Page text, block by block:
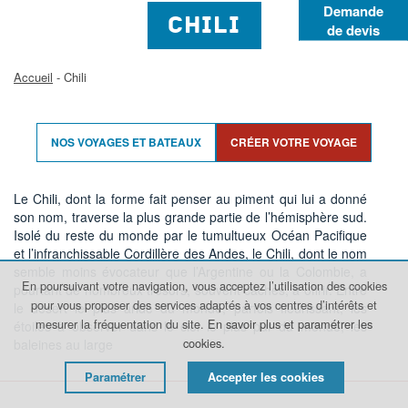
CHILI
Accueil - Chili
NOS VOYAGES ET BATEAUX CRÉER VOTRE VOYAGE
Le Chili, dont la forme fait penser au piment qui lui a donné
son nom, traverse la plus grande partie de l’hémisphère sud.
Isolé du reste du monde par le tumultueux Océan Pacifique
et l’infranchissable Cordillère des Andes, le Chili, dont le nom
pourtant de nombreux trésors, souvent cachés, à offrir. Entre
le désert le plus aride du monde, parfois fleurissant, les
étoiles à observer dans le ciel le plus pur du monde, les
Demande
de devis
En poursuivant votre navigation, vous acceptez l’utilisation des cookies
pour vous proposer des services adaptés à vos centres d’intérêts et
mesurer la fréquentation du site. En savoir plus et paramétrer les
cookies.
Paramétrer Accepter les cookies